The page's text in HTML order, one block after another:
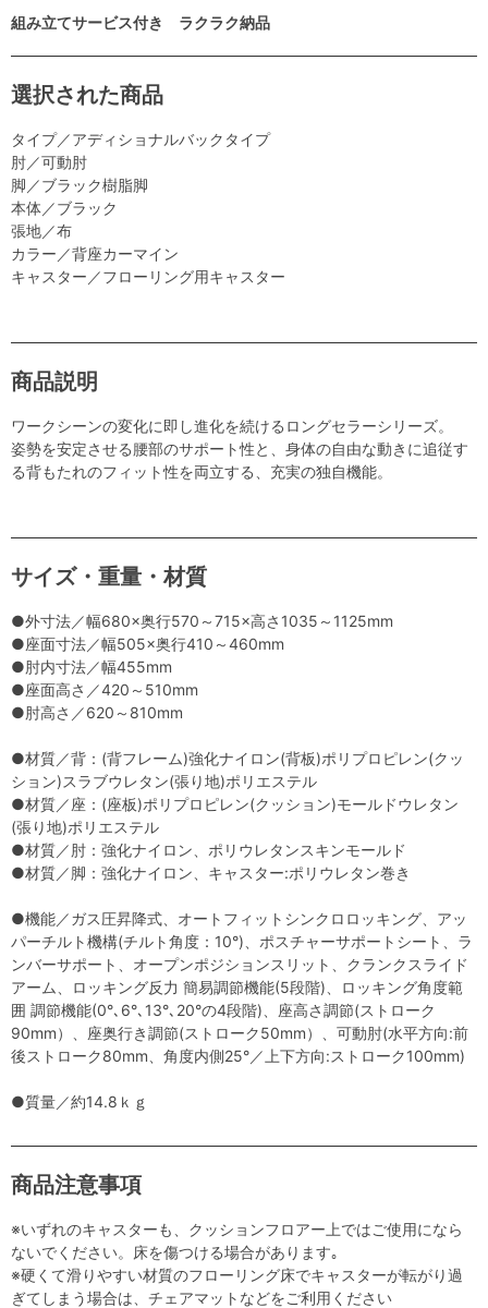
組み立てサービス付き ラクラク納品
選択された商品
タイプ／アディショナルバックタイプ
肘／可動肘
脚／ブラック樹脂脚
本体／ブラック
張地／布
カラー／背座カーマイン
キャスター／フローリング用キャスター
商品説明
ワークシーンの変化に即し進化を続けるロングセラーシリーズ。
姿勢を安定させる腰部のサポート性と、身体の自由な動きに追従す
る背もたれのフィット性を両立する、充実の独自機能。
サイズ・重量・材質
●外寸法／幅680×奥行570～715×高さ1035～1125mm
●座面寸法／幅505×奥行410～460mm
●肘内寸法／幅455mm
●座面高さ／420～510mm
●肘高さ／620～810mm
●材質／背：(背フレーム)強化ナイロン(背板)ポリプロピレン(クッ
ション)スラブウレタン(張り地)ポリエステル
●材質／座：(座板)ポリプロピレン(クッション)モールドウレタン
(張り地)ポリエステル
●材質／肘：強化ナイロン、ポリウレタンスキンモールド
●材質／脚：強化ナイロン、キャスター:ポリウレタン巻き
●機能／ガス圧昇降式、オートフィットシンクロロッキング、アッ
パーチルト機構(チルト角度：10°)、ポスチャーサポートシート、ラ
ンバーサポート、オープンポジションスリット、クランクスライド
アーム、ロッキング反力 簡易調節機能(5段階)、ロッキング角度範
囲 調節機能(0°､6°､13°､20°の4段階)、座高さ調節(ストローク
90mm）、座奥行き調節(ストローク50mm）、可動肘(水平方向:前
後ストローク80mm、角度内側25°／上下方向:ストローク100mm)
●質量／約14.8ｋｇ
商品注意事項
※いずれのキャスターも、クッションフロアー上ではご使用になら
ないでください。床を傷つける場合があります｡
※硬くて滑りやすい材質のフローリング床でキャスターが転がり過
ぎてしまう場合は、チェアマットなどをご利用ください